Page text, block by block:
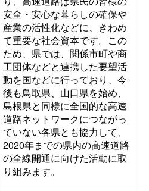
安全・安心な暮らしの確保や
産業の活性化などに、きわめ
て重要な社会資本です。この
ため、県では、関係市町や商
工団体などと連携した要望活
動を国などに行っており、今
後も鳥取県、山口県を始め、
島根県と同様に全国的な高速
道路ネットワークにつながっ
ていない各県とも協力して、
2020年までの県内の高速道路
の全線開通に向けた活動に取
り組みます。